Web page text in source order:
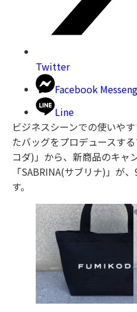
Twitter
Facebook
Line
ビジネスシーンでの使いや
たバッグをプロデュースす
コダ)」から、新商品のキャ
「SABRINA(サブリナ)」が
す。